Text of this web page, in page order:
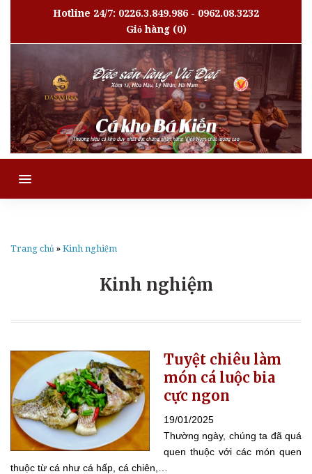
Hotline 24/7: 0226.3.849.986 - 0962.08.3232
Giỏ hàng(0)
MENU
Trang chủ » Kinh nghiệm
Kinh nghiệm
Tuyệt chiêu làm
món cá luộc bia
cực ngon
19/01/2025
Thường ngày, chúng ta đã quá
quen thuộc với các món quen
thuộc từ cá như cá hấp, cá chiên,…